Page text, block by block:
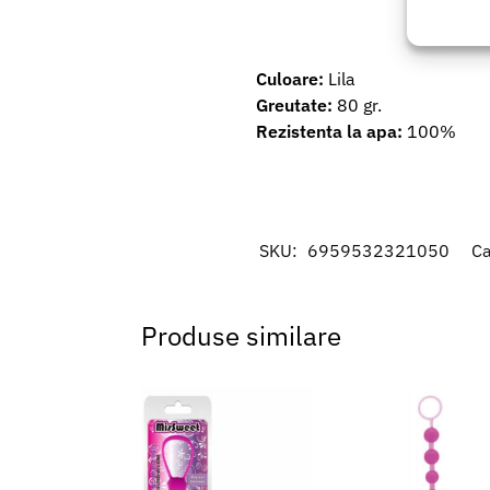
baza
Culoare: Lila
Greutate: 80 gr.
Rezistenta la apa: 100%
SKU: 6959532321050
Produse similare